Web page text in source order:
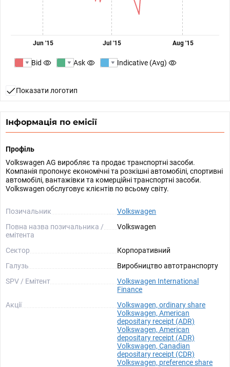
Jun '15 Jul '15 Aug '15
Bid Ask Indicative (Avg)
Показати логотип
Інформація по емісії
Профіль
Volkswagen AG виробляє та продає транспортні засоби.
Компанія пропонує економічні та розкішні автомобілі, спортивні
автомобілі, вантажівки та комерційні транспортні засоби.
Volkswagen обслуговує клієнтів по всьому світу.
Позичальник
Volkswagen
Повна назва позичальника /
емітента
Volkswagen
Сектор
Корпоративний
Галузь
Виробництво автотранспорту
SPV / Емітент
Volkswagen International
Finance
Акції
Volkswagen, ordinary share
Volkswagen, American
depositary receipt (ADR)
Volkswagen, American
depositary receipt (ADR)
Volkswagen, Canadian
depositary receipt (CDR)
Volkswagen, preference share